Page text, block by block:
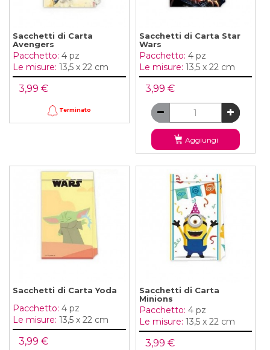
Sacchetti di Carta
Avengers
Pacchetto: 4 pz
Le misure: 13,5 x 22 cm
3,99 €
Terminato
Sacchetti di Carta Star
Wars
Pacchetto: 4 pz
Le misure: 13,5 x 22 cm
3,99 €
Aggiungi
Sacchetti di Carta Yoda
Pacchetto: 4 pz
Le misure: 13,5 x 22 cm
3,99 €
Sacchetti di Carta
Minions
Pacchetto: 4 pz
Le misure: 13,5 x 22 cm
3,99 €